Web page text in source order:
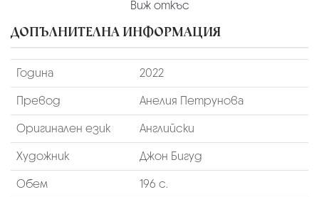
Виж откъс
ДОПЪЛНИТЕЛНА ИНФОРМАЦИЯ
Година
2022
Превод
Анелия Петрунова
Оригинален език
Английски
Художник
Джон Бигуд
Обем
196 с.